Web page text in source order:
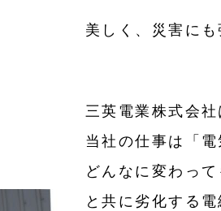
美しく、災害に
三英電業株式会
当社の仕事は「
どんなに変わっ
と共に劣化する